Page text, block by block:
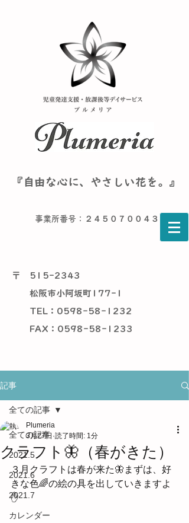
『自由な心に、やさしい花を。』
事業所番号：２４５０７００４３６
〒
515-2343
松阪市小阿坂町177-1
TEL：0598-58-1232
​ FAX：0598-58-1233
記事
全ての記事
2021.5
2021.6
2021.7
カレンダー
全ての記事
クラフト🦋（春がきた）
Plumeria
3月27日 読了時間: 1分
３月クラフトは春が来た🦋まずは、好
きな色🌈の絵の具を出していきますよ
✋